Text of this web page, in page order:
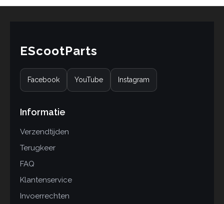
n
EScootParts
Facebook YouTube Instagram
Informatie
Verzendtijden
Terugkeer
FAQ
Klantenservice
Invoerrechten